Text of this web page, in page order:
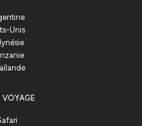
Unis
VOYAGE